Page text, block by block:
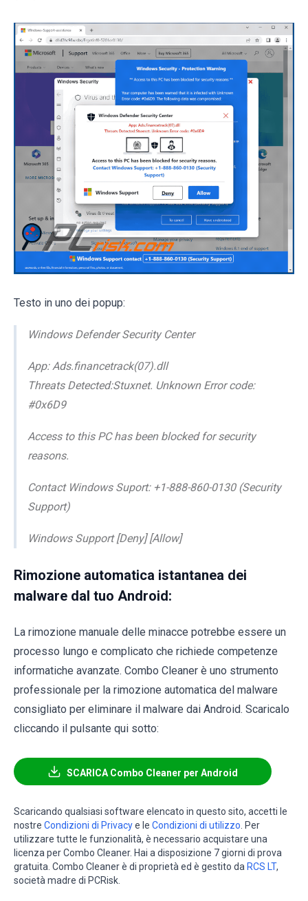
Testo in uno dei popup:
Windows Defender Security Center
App: Ads.financetrack(07).dll
Threats Detected:Stuxnet. Unknown Error code:
#0x6D9
Access to this PC has been blocked for security
reasons.
Contact Windows Suport: +1-888-860-0130 (Security
Support)
Windows Support [Deny] [Allow]
Rimozione automatica istantanea dei
malware dal tuo Android:
La rimozione manuale delle minacce potrebbe essere un
processo lungo e complicato che richiede competenze
informatiche avanzate. Combo Cleaner è uno strumento
professionale per la rimozione automatica del malware
consigliato per eliminare il malware dai Android. Scaricalo
cliccando il pulsante qui sotto:
SCARICA Combo Cleaner per Android
Scaricando qualsiasi software elencato in questo sito, accetti le
nostre Condizioni di Privacye le Condizioni di utilizzo. Per
utilizzare tutte le funzionalità, è necessario acquistare una
licenza per Combo Cleaner. Hai a disposizione 7 giorni di prova
gratuita. Combo Cleaner è di proprietà ed è gestito da RCS LT,
società madre di PCRisk.